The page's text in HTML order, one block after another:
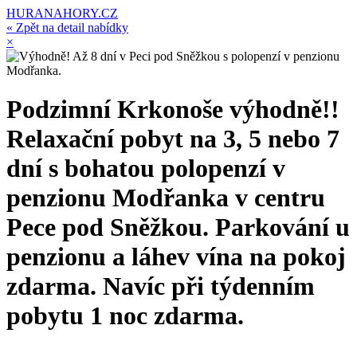
HURANAHORY.CZ
« Zpět na detail nabídky
×
Podzimní Krkonoše výhodně!!
Relaxační pobyt na 3, 5 nebo 7
dní s bohatou polopenzí v
penzionu Modřanka v centru
Pece pod Sněžkou. Parkování u
penzionu a láhev vína na pokoj
zdarma. Navíc při týdenním
pobytu 1 noc zdarma.